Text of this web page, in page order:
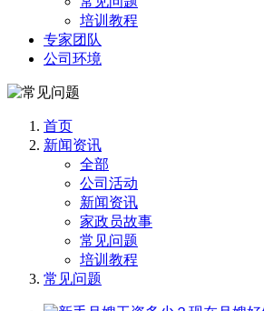
培训教程
专家团队
公司环境
首页
新闻资讯
全部
公司活动
新闻资讯
家政员故事
常见问题
培训教程
常见问题